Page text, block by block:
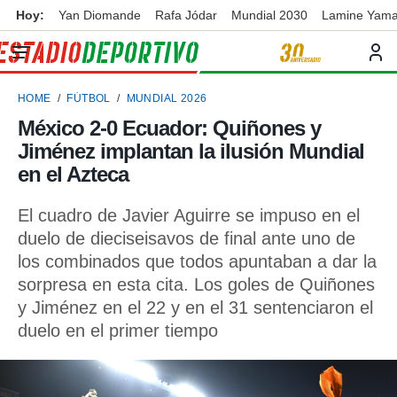
de
por
para
la
que se
calidad.
las
y
forma
digital
Hoy: Yan Diomande Rafa Jódar Mundial 2030 Lamine
HOME FÚTBOL MUNDIAL 2026
México 2-0 Ecuador: Quiñones y
Jiménez implantan la ilusión Mundial
en el Azteca
El cuadro de Javier Aguirre se impuso en el
duelo de dieciseisavos de final ante uno de
los combinados que todos apuntaban a dar la
sorpresa en esta cita. Los goles de Quiñones
y Jiménez en el 22 y en el 31 sentenciaron el
duelo en el primer tiempo